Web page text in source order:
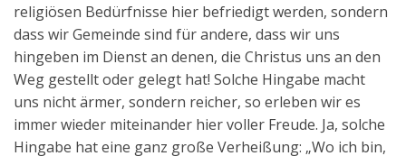
religiösen Bedürfnisse hier befriedigt werden, sondern
dass wir Gemeinde sind für andere, dass wir uns
hingeben im Dienst an denen, die Christus uns an den
Weg gestellt oder gelegt hat! Solche Hingabe macht
uns nicht ärmer, sondern reicher, so erleben wir es
immer wieder miteinander hier voller Freude. Ja, solche
Hingabe hat eine ganz große Verheißung: „Wo ich bin,